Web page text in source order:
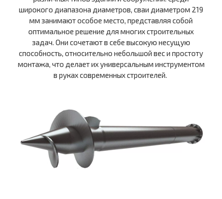
широкого диапазона диаметров, сваи диаметром 219
мм занимают особое место, представляя собой
оптимальное решение для многих строительных
задач. Они сочетают в себе высокую несущую
способность, относительно небольшой вес и простоту
монтажа, что делает их универсальным инструментом
в руках современных строителей.